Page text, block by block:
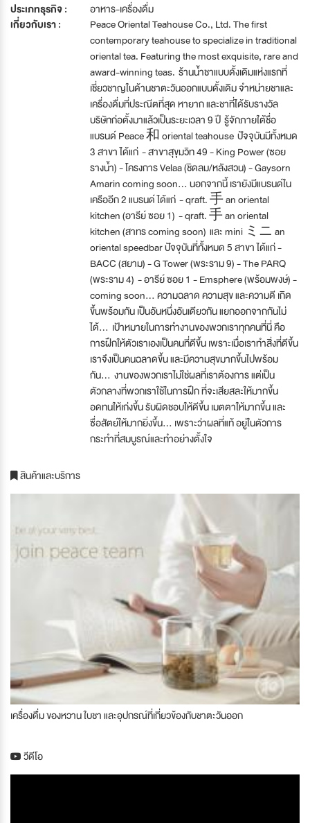
ประเภทธุรกิจ :
อาหาร-เครื่องดื่ม
เกี่ยวกับเรา :
Peace Oriental Teahouse Co., Ltd. The first
contemporary teahouse to specialize in traditional
oriental tea. Featuring the most exquisite, rare and
award-winning teas. ร้านน้ำชาแบบดั้งเดิมแห่งแรกที่
เชี่ยวชาญในด้านชาตะวันออกแบบดั้งเดิม จำหน่ายชาและ
เครื่องดื่มที่ประณีตที่สุด หายาก และชาที่ได้รับรางวัล
บริษัทก่อตั้งมาแล้วเป็นระยะเวลา 9 ปี รู้จักภายใต้ชื่อ
แบรนด์ Peace 和 oriental teahouse ปัจจุบันมีทั้งหมด
3 สาขา ได้แก่ - สาขาสุขุมวิท 49 - King Power (ซอย
รางน้ำ) - โครงการ Velaa (ชิดลม/หลังสวน) - Gaysorn
Amarin coming soon... นอกจากนี้ เรายังมีแบรนด์ใน
เครืออีก 2 แบรนด์ ได้แก่ - qraft. 手 an oriental
kitchen (อารีย์ ซอย 1) - qraft. 手 an oriental
kitchen (สาทร coming soon) และ mini ミニ an
oriental speedbar ปัจจุบันที่ทั้งหมด 5 สาขา ได้แก่ -
BACC (สยาม) - G Tower (พระราม 9) - The PARQ
(พระราม 4) - อารีย์ ซอย 1 - Emsphere (พร้อมพงษ์) -
coming soon... ความฉลาด ความสุข และความดี เกิด
ขึ้นพร้อมกัน เป็นอันหนึ่งอันเดียวกัน แยกออกจากกันไม่
ได้... เป้าหมายในการทำงานของพวกเราทุกคนที่นี่ คือ
การฝึกให้ตัวเราเองเป็นคนที่ดีขึ้น เพราะเมื่อเราทำสิ่งที่ดีขึ้น
เราจึงเป็นคนฉลาดขึ้น และมีความสุขมากขึ้นไปพร้อม
กัน... งานของพวกเราไม่ใช่ผลที่เราต้องการ แต่เป็น
ตัวกลางที่พวกเราใช้ในการฝึก ที่จะเสียสละให้มากขึ้น
อดทนให้เก่งขึ้น รับผิดชอบให้ดีขึ้น เมตตาให้มากขึ้น และ
ซื่อสัตย์ให้มากยิ่งขึ้น... เพราะว่าผลที่แท้ อยู่ในตัวการ
กระทำที่สมบูรณ์และทำอย่างตั้งใจ
สินค้าและบริการ
เครื่องดื่ม ของหวาน ใบชา และอุปกรณ์ที่เกี่ยวข้องกับชาตะวันออก
วีดีโอ